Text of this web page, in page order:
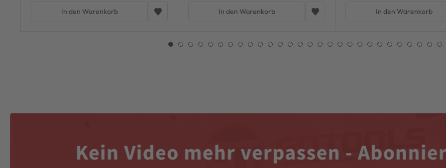
In den Warenkorb In den Warenkorb In den Warenkorb